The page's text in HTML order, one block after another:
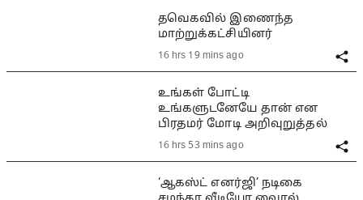
தவெகவில் இணைந்த
மாற்றுக்கட்சியினர்
16 hrs 19 mins ago
உங்கள் போட்டி
உங்களுடனேயே தான் என
பிரதமர் மோடி அறிவுறுத்தல்
16 hrs 53 mins ago
‘ஆகஸ்ட் எனர்ஜி’ நடிகை